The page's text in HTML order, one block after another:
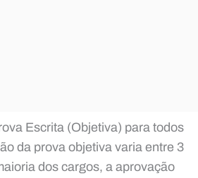
Escrita (Objetiva) para todos
da prova objetiva varia entre 3
dos cargos, a aprovação